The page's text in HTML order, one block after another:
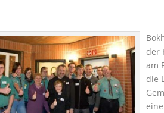
der
am
die